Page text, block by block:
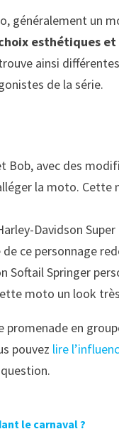
généralement un
esthétiques et
ainsi
de la série.
Bob, avec des
la moto.
Davidson
ce personnage
Softail Springer
moto un look
en
pouvez lire
le carnaval ?